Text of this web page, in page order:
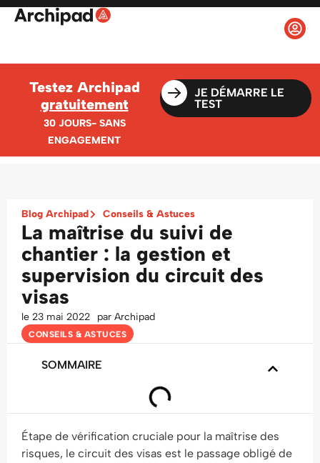
Testez Archipad
gratuitement
30 JOURS- SANS
ENGAGEMENT
JE DÉMARRE LE
TEST
Blog Archipad Conseils & Astuces
La maîtrise du suivi de
chantier : la gestion et
supervision du circuit des
visas
le 23 mai 2022 par Archipad
CONSEILS & ASTUCES
SOMMAIRE
Étape de vérification cruciale pour la maîtrise des
risques, le circuit des visas est le passage obligé de